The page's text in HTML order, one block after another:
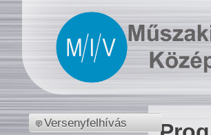
Versenyfelhívás